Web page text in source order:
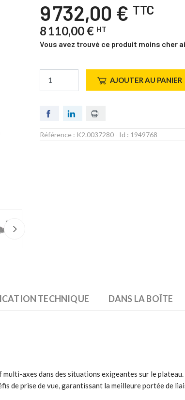
9 732,00 € TTC
8 110,00 € HT
Vous avez trouvé ce produit moins cher
AJOUTER AU PANIER
Référence : K2.0037280 - Id : 1949768
TECHNIQUE DANS LA BOÎTE
axes dans des situations exigeantes sur le
de prise de vue, garantissant la meilleure portée de